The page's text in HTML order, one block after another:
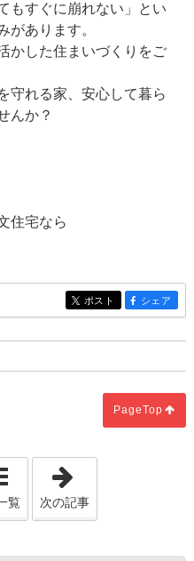
もすぐに崩れない」とい
があります。
かした住まいづくりをご
守れる家、安心して暮ら
んか？
住宅なら
entry260
ポスト entry260
シェア
PageTop
例から学ぶ土地探し」
覧 次の記事